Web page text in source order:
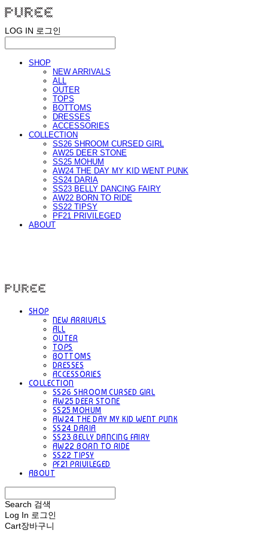
LOG IN 로그인
SHOP
NEW ARRIVALS
ALL
OUTER
TOPS
BOTTOMS
DRESSES
ACCESSORIES
COLLECTION
SS26 SHROOM CURSED GIRL
AW25 DEER STONE
SS25 MOHUM
AW24 THE DAY MY KID WENT PUNK
SS24 DARIA
SS23 BELLY DANCING FAIRY
AW22 BORN TO RIDE
SS22 TIPSY
PF21 PRIVILEGED
ABOUT
SHOP
NEW ARRIVALS
ALL
OUTER
TOPS
BOTTOMS
DRESSES
ACCESSORIES
COLLECTION
SS26 SHROOM CURSED GIRL
AW25 DEER STONE
SS25 MOHUM
AW24 THE DAY MY KID WENT PUNK
SS24 DARIA
SS23 BELLY DANCING FAIRY
AW22 BORN TO RIDE
SS22 TIPSY
PF21 PRIVILEGED
ABOUT
Search 검색
Log In 로그인
Cart장바구니